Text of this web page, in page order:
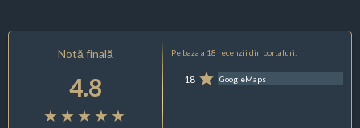
Notă finală
4.8
Pe baza a 18 recenzii din portaluri:
18 GoogleMaps